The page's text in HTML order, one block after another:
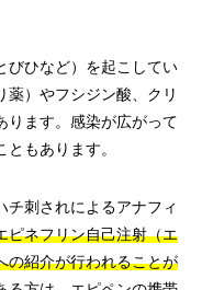
びひなど）を起こしてい
薬）やフシジン酸、クリ
ります。感染が広がって
もあります。
チ刺されによるアナフィ
ピネフリン自己注射（エ
の紹介が行われることが